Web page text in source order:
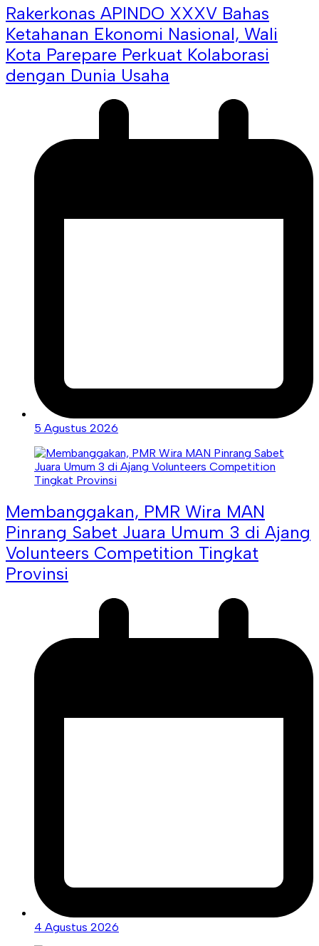
Rakerkonas APINDO XXXV Bahas
Ketahanan Ekonomi Nasional, Wali
Kota Parepare Perkuat Kolaborasi
dengan Dunia Usaha
5 Agustus 2026
Membanggakan, PMR Wira MAN
Pinrang Sabet Juara Umum 3 di Ajang
Volunteers Competition Tingkat
Provinsi
4 Agustus 2026